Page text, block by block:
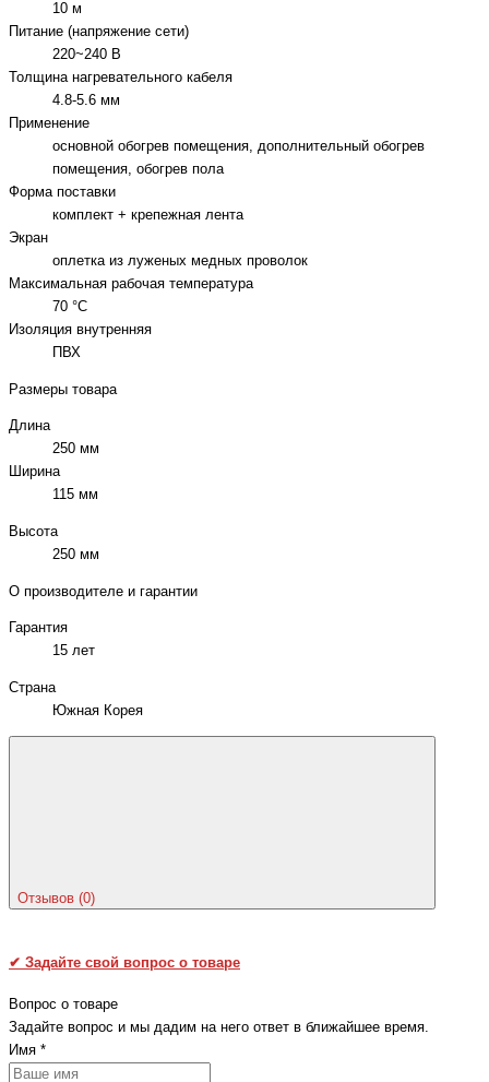
10 м
Питание (напряжение сети)
220~240 В
Толщина нагревательного кабеля
4.8-5.6 мм
Применение
основной обогрев помещения, дополнительный обогрев
помещения, обогрев пола
Форма поставки
комплект + крепежная лента
Экран
оплетка из луженых медных проволок
Максимальная рабочая температура
70 °C
Изоляция внутренняя
ПВХ
Размеры товара
Длина
250 мм
Ширина
115 мм
Высота
250 мм
О производителе и гарантии
Гарантия
15 лет
Страна
Южная Корея
Отзывов (0)
✔ Задайте свой вопрос о товаре
Вопрос о товаре
Задайте вопрос и мы дадим на него ответ в ближайшее время.
Имя *